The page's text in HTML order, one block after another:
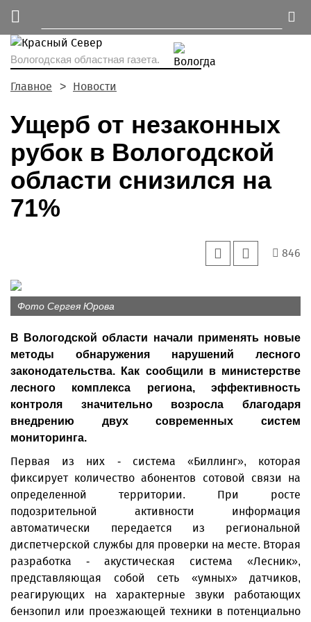
Вологодская областная газета.
Главное Новости
Ущерб от незаконных
рубок в Вологодской
области снизился на
71%
846
Фото Сергея Юрова
В Вологодской области начали применять новые
методы обнаружения нарушений лесного
законодательства. Как сообщили в министерстве
лесного комплекса региона, эффективность
контроля значительно возросла благодаря
внедрению двух современных систем
мониторинга.
Первая из них - система «Биллинг», которая
фиксирует количество абонентов сотовой связи на
определенной территории. При росте
подозрительной активности информация
автоматически передается из региональной
диспетчерской службы для проверки на месте. Вторая
разработка - акустическая система «Лесник»,
представляющая собой сеть «умных» датчиков,
реагирующих на характерные звуки работающих
бензопил или проезжающей техники в потенциально